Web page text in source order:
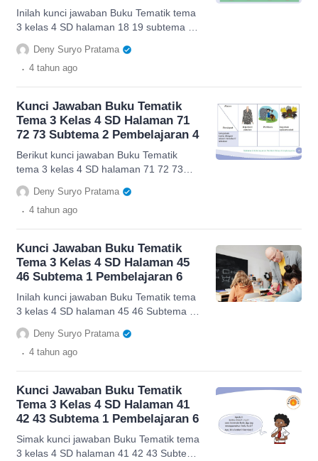
Inilah kunci jawaban Buku Tematik tema
3 kelas 4 SD halaman 18 19 subtema 1
tentang permainan bola zig-zag.
Deny Suryo Pratama
. 4 tahun ago
Kunci Jawaban Buku Tematik
Tema 3 Kelas 4 SD Halaman 71
72 73 Subtema 2 Pembelajaran 4
Berikut kunci jawaban Buku Tematik
tema 3 kelas 4 SD halaman 71 72 73
subtema 2 pembelajaran 4, cek di sini.
Deny Suryo Pratama
. 4 tahun ago
Kunci Jawaban Buku Tematik
Tema 3 Kelas 4 SD Halaman 45
46 Subtema 1 Pembelajaran 6
Inilah kunci jawaban Buku Tematik tema
3 kelas 4 SD halaman 45 46 Subtema 1
pembelajaran 6, selengkapnya di sini.
Deny Suryo Pratama
. 4 tahun ago
Kunci Jawaban Buku Tematik
Tema 3 Kelas 4 SD Halaman 41
42 43 Subtema 1 Pembelajaran 6
Simak kunci jawaban Buku Tematik tema
3 kelas 4 SD halaman 41 42 43 Subtema